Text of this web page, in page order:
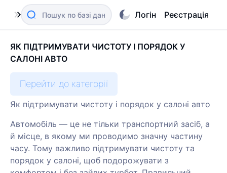
Логін Реєстрація
ЯК ПІДТРИМУВАТИ ЧИСТОТУ І ПОРЯДОК У
САЛОНІ АВТО
Перейти до категорії
Як підтримувати чистоту і порядок у салоні авто
Автомобіль — це не тільки транспортний засіб, а
й місце, в якому ми проводимо значну частину
часу. Тому важливо підтримувати чистоту та
порядок у салоні, щоб подорожувати з